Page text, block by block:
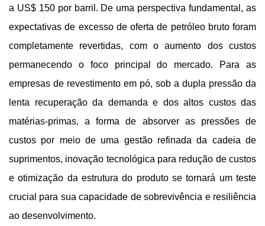
a US$ 150 por barril. De uma perspectiva fundamental, as
expectativas de excesso de oferta de petróleo bruto foram
completamente revertidas, com o aumento dos custos
permanecendo o foco principal do mercado. Para as
empresas de revestimento em pó, sob a dupla pressão da
lenta recuperação da demanda e dos altos custos das
matérias-primas, a forma de absorver as pressões de
custos por meio de uma gestão refinada da cadeia de
suprimentos, inovação tecnológica para redução de custos
e otimização da estrutura do produto se tornará um teste
crucial para sua capacidade de sobrevivência e resiliência
ao desenvolvimento.